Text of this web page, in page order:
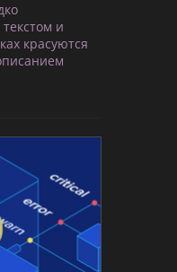
и
красуются